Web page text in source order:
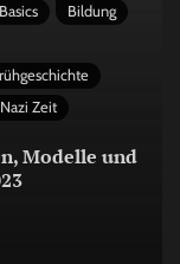
Basics
Bildung
Nazi Zeit
Modelle und